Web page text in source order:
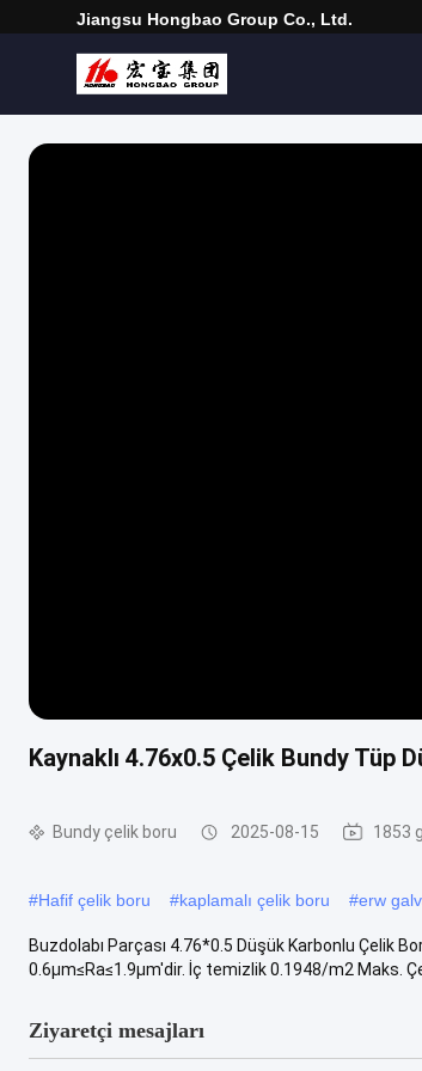
Jiangsu Hongbao Group Co., Ltd.
Kaynaklı 4.76x0.5 Çelik Bundy Tüp
Bundy çelik boru 2025-08-15 1853
#Hafif çelik boru #kaplamalı çelik boru #erw
Buzdolabı Parçası 4.76*0.5 Düşük Karbonlu Çelik
0.6µm≤Ra≤1.9µm'dir. İç temizlik 0.1948/m2 Maks.
Ziyaretçi mesajları